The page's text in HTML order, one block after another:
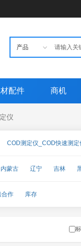
配件 商机
仪
COD测定仪_COD快速测定
污泥检测仪（界面计） 磷
内蒙古 辽宁 吉林
合作 库存